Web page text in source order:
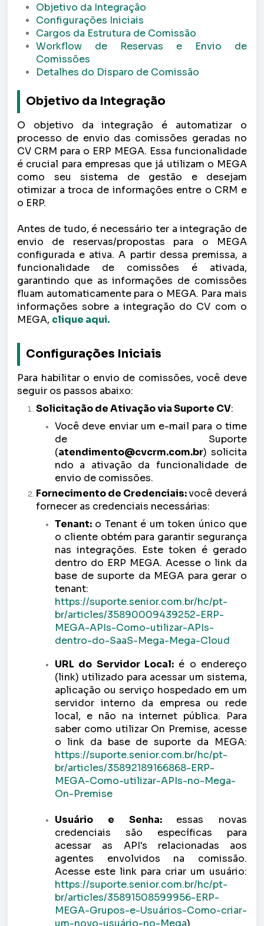
Objetivo da Integração
Configurações Iniciais
Cargos da Estrutura de Comissão
Workflow de Reservas e Envio de
Comissões
Detalhes do Disparo de Comissão
Objetivo da Integração
O objetivo da integração é automatizar o
processo de envio das comissões geradas no
CV CRM para o ERP MEGA. Essa funcionalidade
é crucial para empresas que já utilizam o MEGA
como seu sistema de gestão e desejam
otimizar a troca de informações entre o CRM e
o ERP.
Antes de tudo, é necessário ter a integração de
envio de reservas/propostas para o MEGA
configurada e ativa. A partir dessa premissa, a
funcionalidade de comissões é ativada,
garantindo que as informações de comissões
fluam automaticamente para o MEGA. Para mais
informações sobre a integração do CV com o
MEGA, clique aqui.
Configurações Iniciais
Para habilitar o envio de comissões, você deve
seguir os passos abaixo:
Solicitação de Ativação via Suporte CV:
Você deve enviar um e-mail para o time
de Suporte
(atendimento@cvcrm.com.br) solicita
ndo a ativação da funcionalidade de
envio de comissões.
Fornecimento de Credenciais:você deverá
fornecer as credenciais necessárias:
Tenant: o Tenant é um token único que
o cliente obtém para garantir segurança
nas integrações. Este token é gerado
dentro do ERP MEGA. Acesse o link da
base de suporte da MEGA para gerar o
tenant:
https://suporte.senior.com.br/hc/pt-
br/articles/35890009439252-ERP-
MEGA-APIs-Como-utilizar-APIs-
dentro-do-SaaS-Mega-Mega-Cloud
URL do Servidor Local: é o endereço
(link) utilizado para acessar um sistema,
aplicação ou serviço hospedado em um
servidor interno da empresa ou rede
local, e não na internet pública. Para
saber como utilizar On Premise, acesse
o link da base de suporte da MEGA:
https://suporte.senior.com.br/hc/pt-
br/articles/35892189166868-ERP-
MEGA-Como-utilizar-APIs-no-Mega-
On-Premise
Usuário e Senha: essas novas
credenciais são específicas para
acessar as API's relacionadas aos
agentes envolvidos na comissão.
Acesse este link para criar um usuário:
https://suporte.senior.com.br/hc/pt-
br/articles/35891508599956-ERP-
MEGA-Grupos-e-Usuários-Como-criar-
um-novo-usuário-no-Mega)